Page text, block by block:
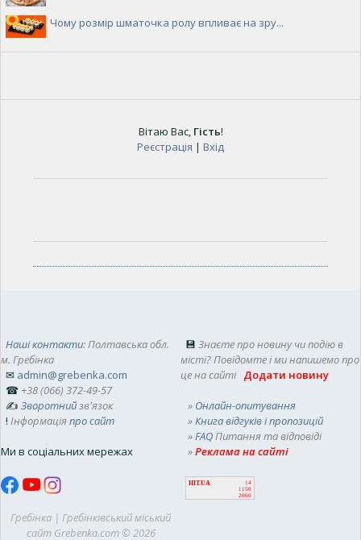
Чому розмір шматочка ролу впливає на зру...
Вітаю Вас, Гість!
Реєстрація | Вхід
Наші контакти: Полтавська обл.
м. Гребінка
✉ admin@grebenka.com
☎ +38 (066) 372-49-57
✍ Зворотний зв'язок
! Інформаціяпро сайт
Ми в соціальних мережах
Гребінка | Гребінківський міський
сайт Grebenka.com © 2026
💾 Знаєте про новину чи подію в
місті? Повідомте і ми напишемо про
це на сайті Додати новину
» Онлайн-опитування
» Книга відгуків і пропозицій
» FAQ Питання та відповіді
»Реклама на сайті
HIT.UA
14
1150
2060